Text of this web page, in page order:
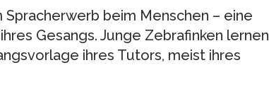
beim Menschen – eine
Gesangs. Junge Zebrafinken lernen
ihres Tutors, meist ihres